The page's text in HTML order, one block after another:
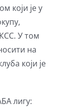
који је у
У том
на
који је
лигу: